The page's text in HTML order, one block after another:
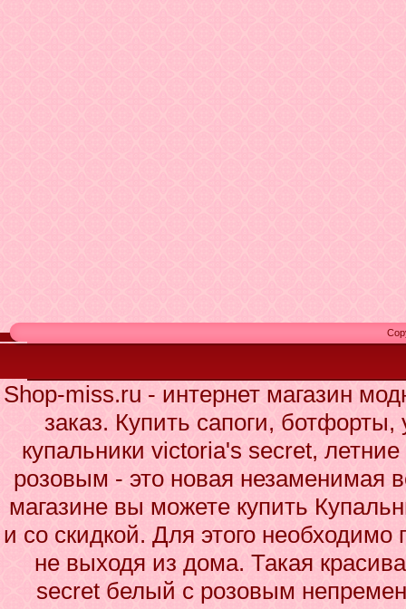
Shop-miss.ru - интернет магазин
заказ. Купить сапоги,
купальники victoria's secret,
розовым - это новая незаменимая
магазине вы можете купить
и со скидкой. Для этого
не выходя из дома. Такая
secret белый с розовым